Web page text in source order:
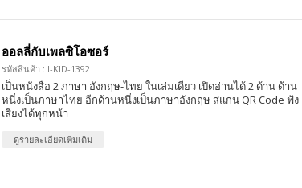
ออลลี่กับเพลซิโอซอร์
รหัสสินค้า : I-KID-1392
เป็นหนังสือ 2 ภาษา อังกฤษ-ไทย ในเล่มเดียว เปิดอ่านได้ 2 ด้าน ด้าน
หนึ่งเป็นภาษาไทย อีกด้านหนึ่งเป็นภาษาอังกฤษ สแกน QR Code ฟัง
เสียงได้ทุกหน้า
ดูรายละเอียดเพิ่มเติม